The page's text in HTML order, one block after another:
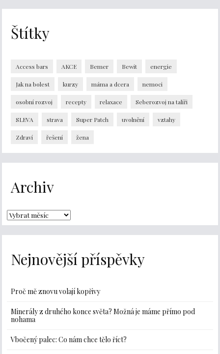
Štítky
Access bars AKCE Bemer Bewit energie
Jak na bolest kurzy máma a dcera nemoci
osobní rozvoj recepty relaxace Seberozvoj na talíři
SLEVA strava Super Patch uvolnění vztahy
Zdraví řešení žena
Archiv
Nejnovější příspěvky
Proč mě znovu volají kopřivy
Minerály z druhého konce světa? Možná je máme přímo pod
nohama
Vbočený palec: Co nám chce tělo říct?